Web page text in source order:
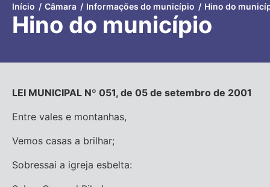
Início / Câmara / Informações do município / Hino do
Hino do município
LEI MUNICIPAL Nº 051, de 05 de setembro de 2001
Entre vales e montanhas,
Vemos casas a brilhar;
Sobressai a igreja esbelta: